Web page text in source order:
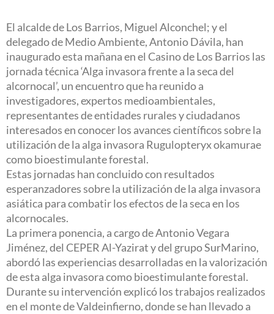
El alcalde de Los Barrios, Miguel Alconchel; y el
delegado de Medio Ambiente, Antonio Dávila, han
inaugurado esta mañana en el Casino de Los Barrios las
jornada técnica ‘Alga invasora frente a la seca del
alcornocal’, un encuentro que ha reunido a
investigadores, expertos medioambientales,
representantes de entidades rurales y ciudadanos
interesados en conocer los avances científicos sobre la
utilización de la alga invasora Rugulopteryx okamurae
como bioestimulante forestal.
Estas jornadas han concluido con resultados
esperanzadores sobre la utilización de la alga invasora
asiática para combatir los efectos de la seca en los
alcornocales.
La primera ponencia, a cargo de Antonio Vegara
Jiménez, del CEPER Al-Yazirat y del grupo SurMarino,
abordó las experiencias desarrolladas en la valorización
de esta alga invasora como bioestimulante forestal.
Durante su intervención explicó los trabajos realizados
en el monte de Valdeinfierno, donde se han llevado a